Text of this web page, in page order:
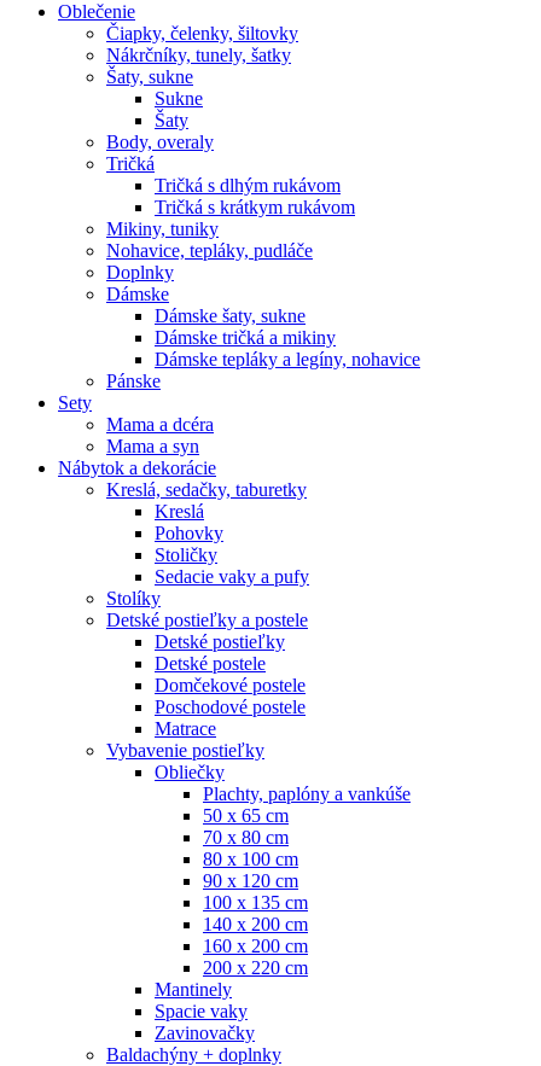
Oblečenie
Čiapky, čelenky, šiltovky
Nákrčníky, tunely, šatky
Šaty, sukne
Sukne
Šaty
Body, overaly
Tričká
Tričká s dlhým rukávom
Tričká s krátkym rukávom
Mikiny, tuniky
Nohavice, tepláky, pudláče
Doplnky
Dámske
Dámske šaty, sukne
Dámske tričká a mikiny
Dámske tepláky a legíny, nohavice
Pánske
Sety
Mama a dcéra
Mama a syn
Nábytok a dekorácie
Kreslá, sedačky, taburetky
Kreslá
Pohovky
Stoličky
Sedacie vaky a pufy
Stolíky
Detské postieľky a postele
Detské postieľky
Detské postele
Domčekové postele
Poschodové postele
Matrace
Vybavenie postieľky
Obliečky
Plachty, paplóny a vankúše
50 x 65 cm
70 x 80 cm
80 x 100 cm
90 x 120 cm
100 x 135 cm
140 x 200 cm
160 x 200 cm
200 x 220 cm
Mantinely
Spacie vaky
Zavinovačky
Baldachýny + doplnky